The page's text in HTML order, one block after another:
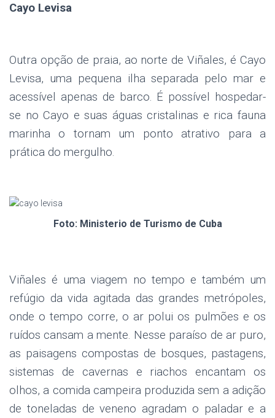
Cayo Levisa
Outra opção de praia, ao norte de Viñales, é Cayo
Levisa, uma pequena ilha separada pelo mar e
acessível apenas de barco. É possível hospedar-
se no Cayo e suas águas cristalinas e rica fauna
marinha o tornam um ponto atrativo para a
prática do mergulho.
Foto: Ministerio de Turismo de Cuba
Viñales é uma viagem no tempo e também um
refúgio da vida agitada das grandes metrópoles,
onde o tempo corre, o ar polui os pulmões e os
ruídos cansam a mente. Nesse paraíso de ar puro,
as paisagens compostas de bosques, pastagens,
sistemas de cavernas e riachos encantam os
olhos, a comida campeira produzida sem a adição
de toneladas de veneno agradam o paladar e a